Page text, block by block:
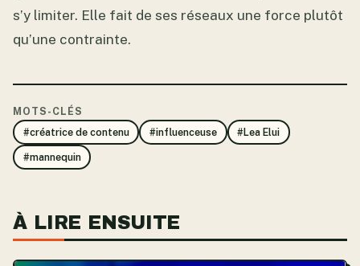
s’y limiter. Elle fait de ses réseaux une force plutôt
qu’une contrainte.
MOTS-CLÉS
#créatrice de contenu
#influenceuse #Lea Elui
#mannequin
À LIRE ENSUITE